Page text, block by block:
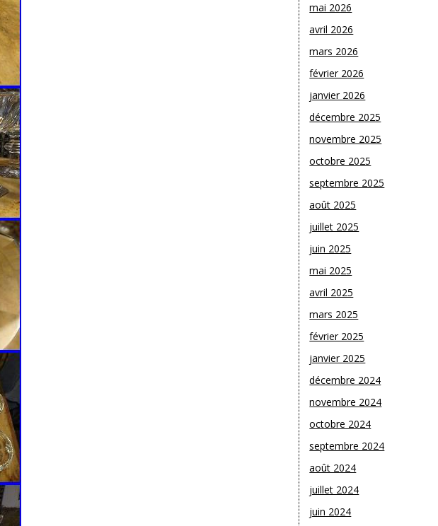
mai 2026
avril 2026
mars 2026
février 2026
janvier 2026
décembre 2025
novembre 2025
octobre 2025
septembre 2025
août 2025
juillet 2025
juin 2025
mai 2025
avril 2025
mars 2025
février 2025
janvier 2025
décembre 2024
novembre 2024
octobre 2024
septembre 2024
août 2024
juillet 2024
juin 2024